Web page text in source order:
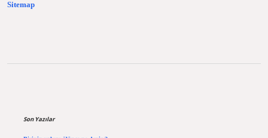
Sitemap
Son Yazılar